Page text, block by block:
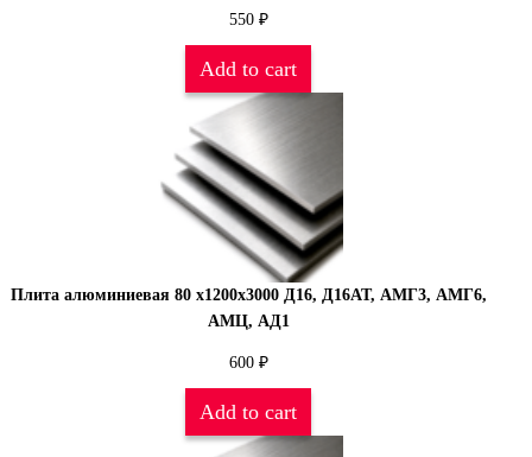
550 ₽
Add to cart
Плита алюминиевая 80 х1200х3000 Д16, Д16АТ, АМГ3, АМГ6,
АМЦ, АД1
600 ₽
Add to cart